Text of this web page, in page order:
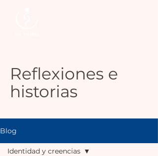
Reflexiones e
historias
Blog
Identidad y creencias